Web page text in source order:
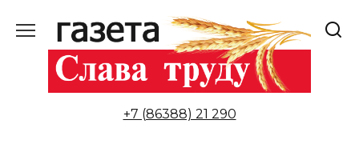
содержанию
+7 (86388) 21 290